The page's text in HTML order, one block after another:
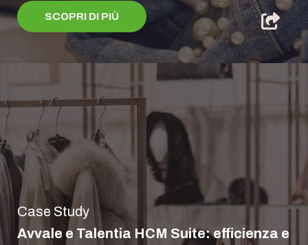
SCOPRI DI PIÙ
Case Study
Avvale e Talentia HCM Suite: efficienza e